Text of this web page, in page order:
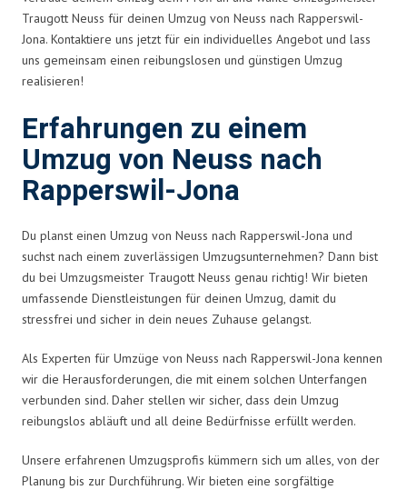
Traugott Neuss für deinen Umzug von Neuss nach Rapperswil-
Jona. Kontaktiere uns jetzt für ein individuelles Angebot und lass
uns gemeinsam einen reibungslosen und günstigen Umzug
realisieren!
Erfahrungen zu einem
Umzug von Neuss nach
Rapperswil-Jona
Du planst einen Umzug von Neuss nach Rapperswil-Jona und
suchst nach einem zuverlässigen Umzugsunternehmen? Dann bist
du bei Umzugsmeister Traugott Neuss genau richtig! Wir bieten
umfassende Dienstleistungen für deinen Umzug, damit du
stressfrei und sicher in dein neues Zuhause gelangst.
Als Experten für Umzüge von Neuss nach Rapperswil-Jona kennen
wir die Herausforderungen, die mit einem solchen Unterfangen
verbunden sind. Daher stellen wir sicher, dass dein Umzug
reibungslos abläuft und all deine Bedürfnisse erfüllt werden.
Unsere erfahrenen Umzugsprofis kümmern sich um alles, von der
Planung bis zur Durchführung. Wir bieten eine sorgfältige